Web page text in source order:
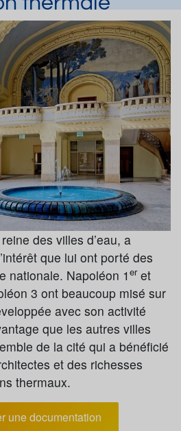
Vichy
Olivierle 26/11/2015 et mis
le 06/07/2023
Vichy Activité extra cure
une documentation
des villes d’eau, a
que lui ont porté des
nationale. Napoléon 1 eret
3 ont beaucoup misé sur
avec son activité
que les autres villes
de la cité qui a bénéficié
et des richesses
thermaux.
une documentation